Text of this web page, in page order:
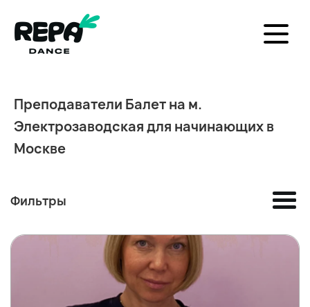
Преподаватели Балет на м.
Электрозаводская для начинающих в
Москве
Фильтры